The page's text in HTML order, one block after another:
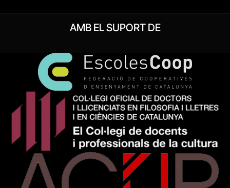
AMB EL SUPORT DE